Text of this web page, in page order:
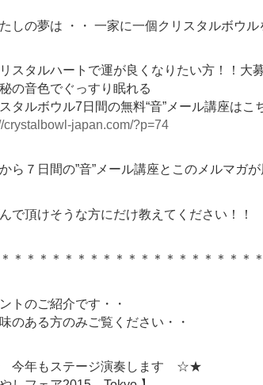
たしの夢は ・・ 一家に一個クリスタルボウル
スタルハートで運が良くなりたい方！！大募
の音色でぐっすり眠れる
タルボウル7日間の無料“音”メール講座はこ
crystalbowl-japan.com/?p=74
ら７日間の”音”メール講座とこのメルマガが
で頂けそうな方にだけ教えてください！！
＊＊＊＊＊＊＊＊＊＊＊＊＊＊＊＊＊＊＊＊
トのご紹介です・・
のある方のみご覧ください・・
年もステージ演奏します ☆★